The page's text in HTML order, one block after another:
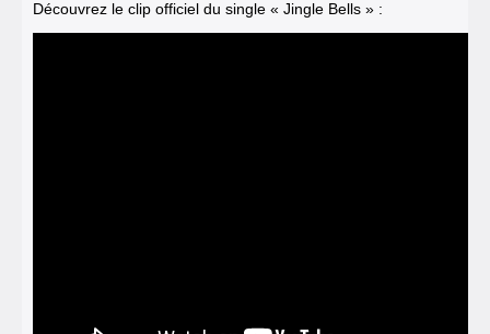
Découvrez le clip officiel du single « Jingle Bells » :